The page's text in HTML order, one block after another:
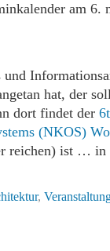
am 6.
hat, der
dort findet der
(NKOS)
reichen) ist … in
,